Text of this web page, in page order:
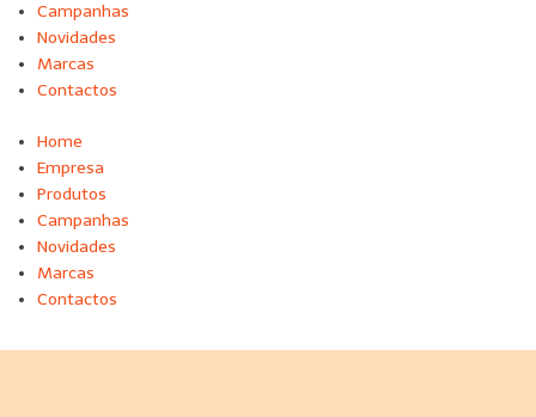
Campanhas
Novidades
Marcas
Contactos
Home
Empresa
Produtos
Campanhas
Novidades
Marcas
Contactos